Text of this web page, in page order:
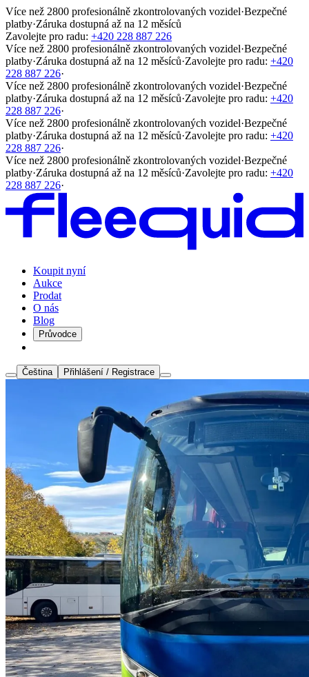
Více než 2800 profesionálně zkontrolovaných vozidel·Bezpečné
platby·Záruka dostupná až na 12 měsíců
Zavolejte pro radu: +420 228 887 226
Více než 2800 profesionálně zkontrolovaných vozidel·Bezpečné
platby·Záruka dostupná až na 12 měsíců·Zavolejte pro radu: +420
228 887 226·
Více než 2800 profesionálně zkontrolovaných vozidel·Bezpečné
platby·Záruka dostupná až na 12 měsíců·Zavolejte pro radu: +420
228 887 226·
Více než 2800 profesionálně zkontrolovaných vozidel·Bezpečné
platby·Záruka dostupná až na 12 měsíců·Zavolejte pro radu: +420
228 887 226·
Více než 2800 profesionálně zkontrolovaných vozidel·Bezpečné
platby·Záruka dostupná až na 12 měsíců·Zavolejte pro radu: +420
228 887 226·
Koupit nyní
Aukce
Prodat
O nás
Blog
Průvodce
Čeština Přihlášení / Registrace